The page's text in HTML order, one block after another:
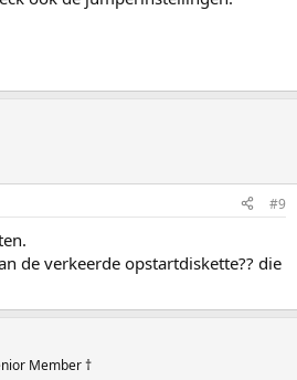
#9
de verkeerde opstartdiskette?? die
Member †